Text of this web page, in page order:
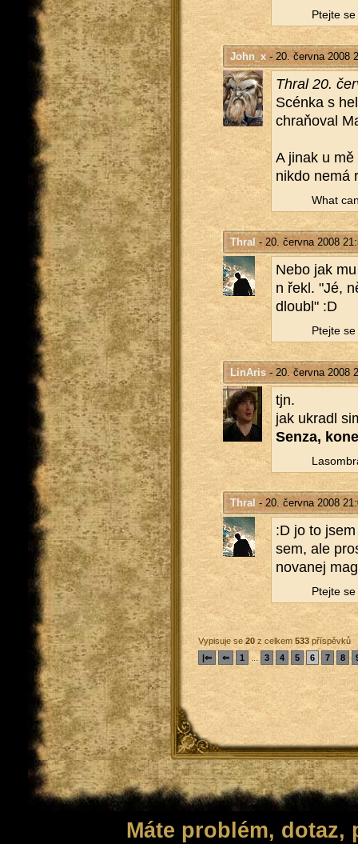
Ptej­te
John_x- 20. června 2008
Thral 20.
Scén­ka s
chraňoval
A jinak u
nikdo nemá
What
Thral - 20. června 2008
Nebo jak
n řekl. "Jé,
dlou­bl" :D
Ptej­te
LinAris- 20. června 2008
tjn.
jak ukra­dl
Senza,
Thral - 20. června 2008
:D jo to
sem, ale
no­va­nej
Ptej­te
Vypisuje se20z celkem 533příspěvků
|⇐
⇐ 1 3 4 5 6 7 8
Máte problém,